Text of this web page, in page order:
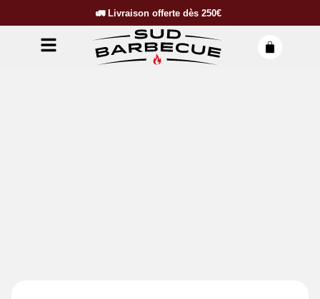
🚛 Livraison offerte dès 250€